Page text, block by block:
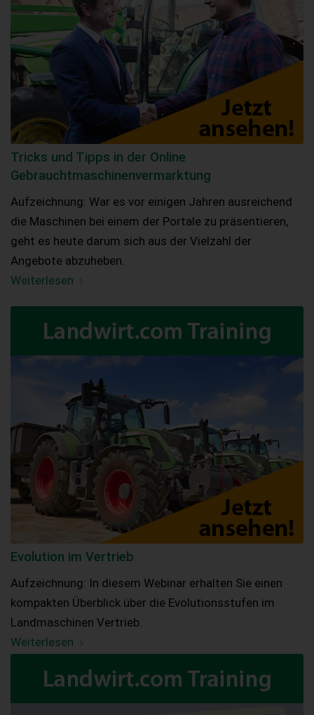
Tricks und Tipps in der Online
Gebrauchtmaschinenvermarktung
Aufzeichnung: War es vor einigen Jahren ausreichend
die Maschinen bei einem der Portale zu präsentieren,
geht es heute darum sich aus der Vielzahl der
Angebote abzuheben.
Weiterlesen
Evolution im Vertrieb
Aufzeichnung: In diesem Webinar erhalten Sie einen
kompakten Überblick über die Evolutionsstufen im
Landmaschinen Vertrieb.
Weiterlesen